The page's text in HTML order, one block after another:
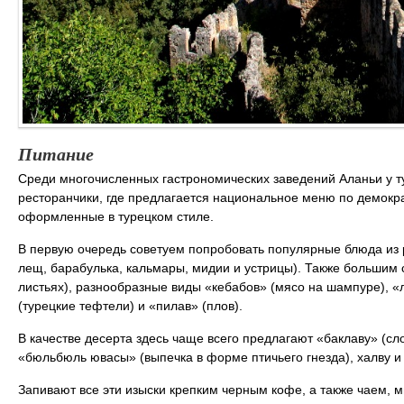
Питание
Среди многочисленных гастрономических заведений Аланьи
ресторанчики, где предлагается национальное меню по
оформленные в турецком стиле.
В первую очередь советуем попробовать популярные блюда
лещ, барабулька, кальмары, мидии и устрицы). Также большим
листьях), разнообразные виды «кебабов» (мясо на шампуре),
(турецкие тефтели) и «пилав» (плов).
В качестве десерта здесь чаще всего предлагают «баклаву»
«бюльбюль ювасы» (выпечка в форме птичьего гнезда), халву
Запивают все эти изыски крепким черным кофе, а также чаем,